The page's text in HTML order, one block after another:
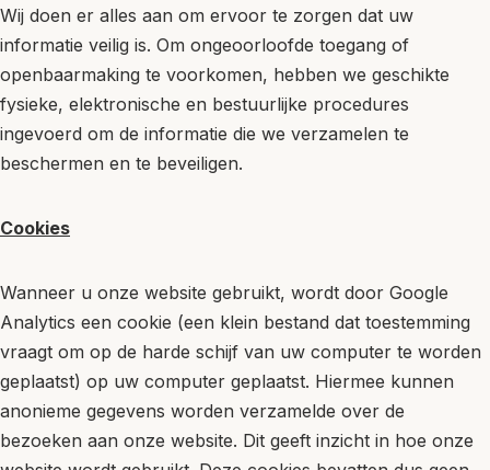
Wij doen er alles aan om ervoor te zorgen dat uw
informatie veilig is. Om ongeoorloofde toegang of
openbaarmaking te voorkomen, hebben we geschikte
fysieke, elektronische en bestuurlijke procedures
ingevoerd om de informatie die we verzamelen te
beschermen en te beveiligen.
Cookies
Wanneer u onze website gebruikt, wordt door Google
Analytics een cookie (een klein bestand dat toestemming
vraagt ​​om op de harde schijf van uw computer te worden
geplaatst) op uw computer geplaatst. Hiermee kunnen
anonieme gegevens worden verzamelde over de
bezoeken aan onze website. Dit geeft inzicht in hoe onze